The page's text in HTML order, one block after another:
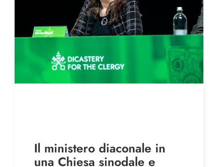
Il ministero diaconale in
una Chiesa sinodale e